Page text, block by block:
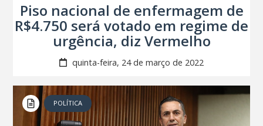
Piso nacional de enfermagem de
R$4.750 será votado em regime de
urgência, diz Vermelho
quinta-feira, 24 de março de 2022
POLÍTICA